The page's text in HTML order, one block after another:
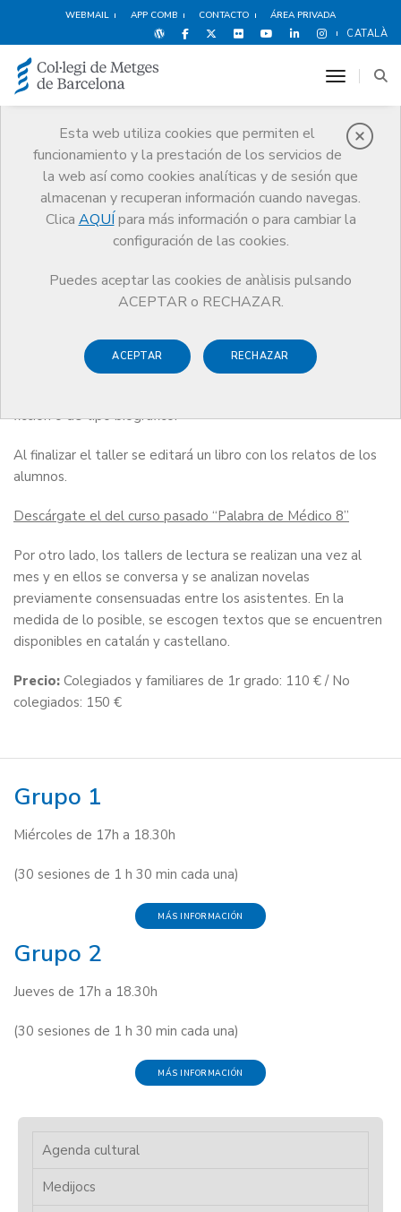
WEBMAIL APP COMB CONTACTO ÁREA PRIVADA
CATALÀ
Esta web utiliza cookies que permiten el
funcionamiento y la prestación de los servicios de
la web así como cookies analíticas y de sesión que
almacenan y recuperan información cuando navegas.
Clica AQUÍ para más información o para cambiar la
configuración de las cookies.
Puedes aceptar las cookies de anàlisis pulsando
ACEPTAR o RECHAZAR.
ACEPTAR RECHAZAR
toggle
Cultura y ocio
Servicios Cultura y ocio Talleres
Talleres
Taller de Literatura
del CoMB está dirigido a todas las
personas interesadas en conocer, ejercitar y perfeccionar la
ficción o de tipo biográfico.
Al finalizar el taller se editará un libro con los relatos de los
alumnos.
Descárgate el del curso pasado “Palabra de Médico 8”
Por otro lado, los tallers de lectura se realizan una vez al
mes y en ellos se conversa y se analizan novelas
previamente consensuadas entre los asistentes. En la
medida de lo posible, se escogen textos que se encuentren
disponibles en catalán y castellano.
Precio: Colegiados y familiares de 1r grado: 110 € / No
colegiados: 150 €
Grupo 1
Miércoles de 17h a 18.30h
(30 sesiones de 1 h 30 min cada una)
MÁS INFORMACIÓN
Grupo 2
Jueves de 17h a 18.30h
(30 sesiones de 1 h 30 min cada una)
MÁS INFORMACIÓN
Agenda cultural
Medijocs